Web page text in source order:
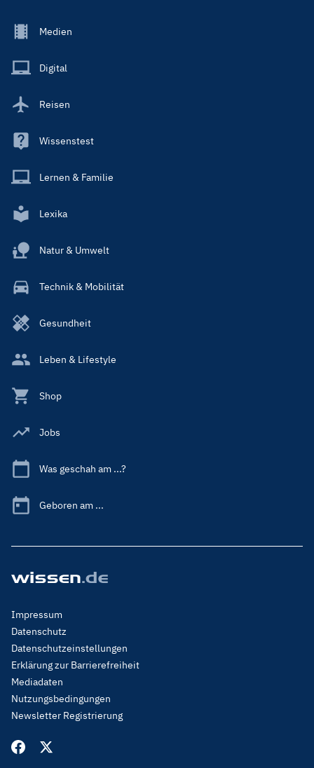
Footer
Main
Medien
Digital
Reisen
Wissenstest
Lernen & Familie
Lexika
Natur & Umwelt
Technik & Mobilität
Gesundheit
Leben & Lifestyle
Shop
Jobs
Was geschah am ...?
Geboren am ...
Footer
Menu
Legal
Impressum
Datenschutz
Datenschutzeinstellungen
Erklärung zur Barrierefreiheit
Mediadaten
Nutzungsbedingungen
Newsletter Registrierung